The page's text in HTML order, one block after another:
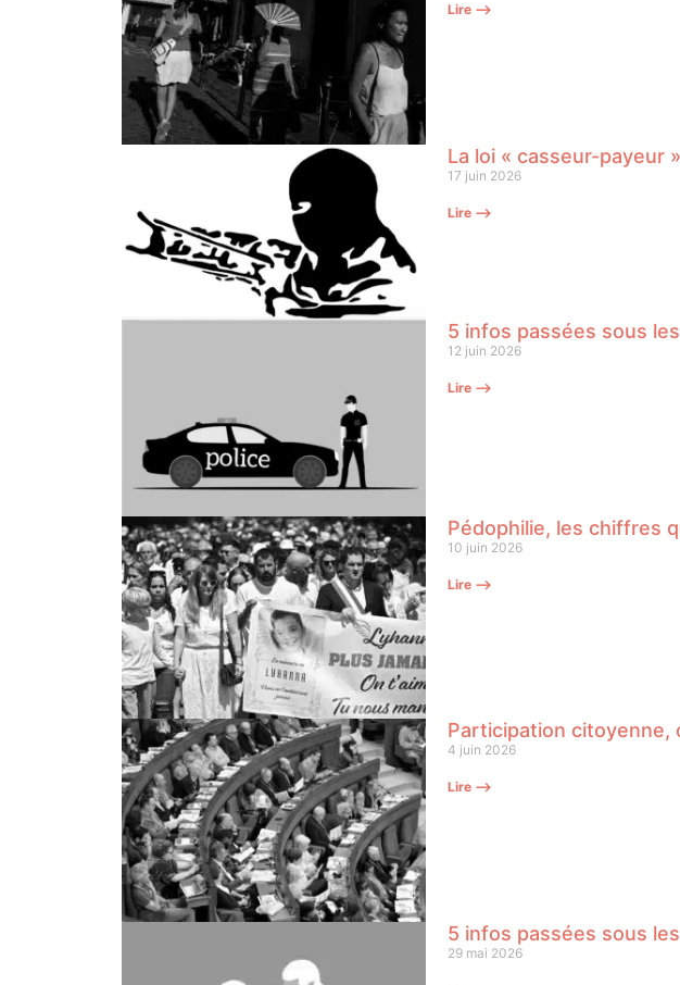
Lire ⟶
La loi « casseur-payeur
17 juin 2026
Lire ⟶
5 infos passées sous
12 juin 2026
Lire ⟶
Pédophilie, les chiffres
10 juin 2026
Lire ⟶
Participation citoyenne,
4 juin 2026
Lire ⟶
5 infos passées sous
29 mai 2026